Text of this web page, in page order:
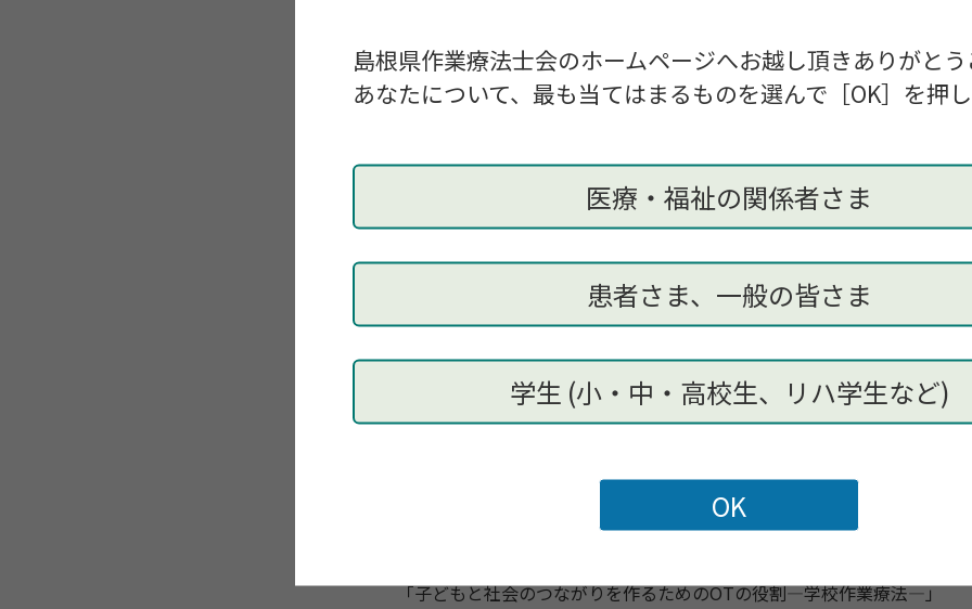
島根県作業療法士会のホームページへお越し頂きありがと
あなたについて、最も当てはまるものを選んで［OK］を押
医療・福祉の関係者さま
患者さま、一般の皆さま
学生 (小・中・高校生、リハ学生など)
第17回鳥取県作業療法学会ホームページ：https://
【プログラム】
10：00～ 開会式
学会長講演「社会との繋がりをつくるため、作業療法士にできること」
学会長北山朋宏（錦海リハビリテーション病院）
10：20～ ライブ演奏TR：T88music＆RUKA
10：50～ 特別講演Ⅰ
「共生社会実現のために作業療法士に期待すること」
西方浩一氏（文京学院大学）
「子どもと社会のつながりを作るためのOTの役割―学校作業療法―」